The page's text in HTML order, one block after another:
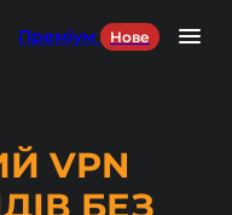
Преміум Нове
VPN
БЕЗ